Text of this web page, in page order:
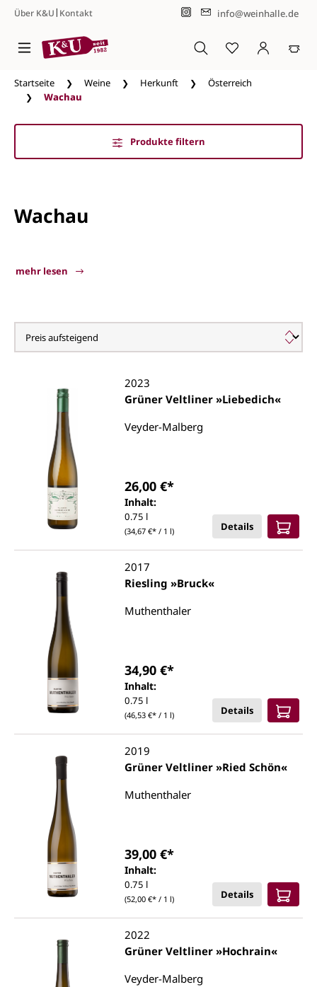
Zum Hauptinhalt springen
Über K&U| Kontakt info@weinhalle.de
Startseite Weine Herkunft
Österreich
Wachau
Produkte filtern
Wachau
mehr lesen
Wachau
2023
Grüner Veltliner »Liebedich«
Veyder-Malberg
Inhalt:
0.75 l
(34,67 €* / 1 l)
26,00 €*
Details
2017
Riesling »Bruck«
Muthenthaler
Inhalt:
0.75 l
(46,53 €* / 1 l)
34,90 €*
Details
2019
Grüner Veltliner »Ried Schön«
Muthenthaler
Inhalt:
0.75 l
(52,00 €* / 1 l)
39,00 €*
Details
2022
Grüner Veltliner »Hochrain«
Veyder-Malberg